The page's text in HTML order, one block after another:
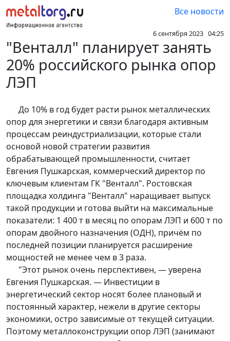
Все новости
6 сентября 2023 04:25
"Венталл" планирует занять
20% российского рынка опор
ЛЭП
До 10% в год будет расти рынок металлических
опор для энергетики и связи благодаря активным
процессам реиндустриализации, которые стали
основой новой стратегии развития
обрабатывающей промышленности, считает
Евгения Пушкарская, коммерческий директор по
ключевым клиентам ГК "Венталл". Ростовская
площадка холдинга "Венталл" наращивает выпуск
такой продукции и готова выйти на максимальные
показатели: 1 400 т в месяц по опорам ЛЭП и 600 т по
опорам двойного назначения (ОДН), причём по
последней позиции планируется расширение
мощностей не менее чем в 3 раза.
"Этот рынок очень перспективен, — уверена
Евгения Пушкарская. — Инвестиции в
энергетический сектор носят более плановый и
постоянный характер, нежели в другие секторы
экономики, остро зависимые от текущей ситуации.
Поэтому металлоконструкции опор ЛЭП (занимают